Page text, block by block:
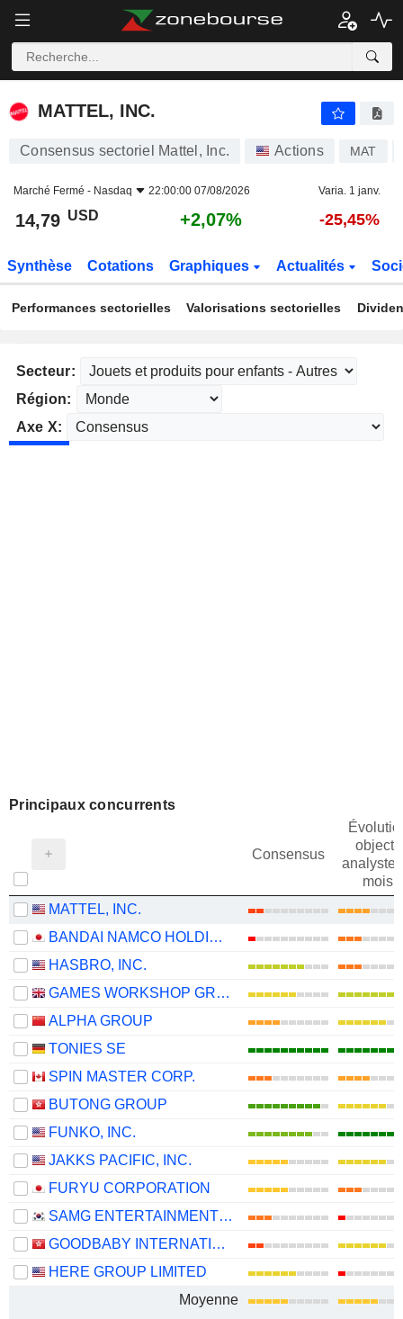
MATTEL, INC.
MATTEL, INC.
Consensus sectoriel Mattel, Inc. Actions MAT
Marché Fermé - Nasdaq 22:00:00 07/08/2026 Varia. 1 janv.
14,79 USD +2,07% -25,45%
Synthèse Cotations Graphiques Actualités
Performances sectorielles Valorisations sectorielles
Secteur:
Région:
Axe X:
Principaux concurrents
Consensus
objectif
mois
MATTEL, INC.
BANDAI NAMCO HOLDINGS INC.
HASBRO, INC.
GAMES WORKSHOP GROUP PLC
ALPHA GROUP
TONIES SE
SPIN MASTER CORP.
BUTONG GROUP
FUNKO, INC.
JAKKS PACIFIC, INC.
FURYU CORPORATION
SAMG ENTERTAINMENT CO., LTD.
GOODBABY INTERNATIONAL HOLDINGS LIMITED
HERE GROUP LIMITED
Moyenne